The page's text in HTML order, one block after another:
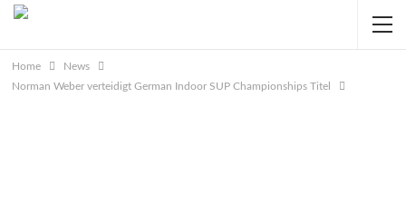
Home
News
Norman Weber verteidigt German Indoor SUP Championships Titel